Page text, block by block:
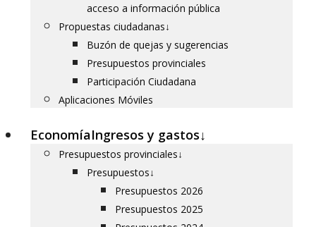
acceso a información pública
Propuestas ciudadanas↓
Buzón de quejas y sugerencias
Presupuestos provinciales
Participación Ciudadana
Aplicaciones Móviles
EconomíaIngresos y gastos↓
Presupuestos provinciales↓
Presupuestos↓
Presupuestos 2026
Presupuestos 2025